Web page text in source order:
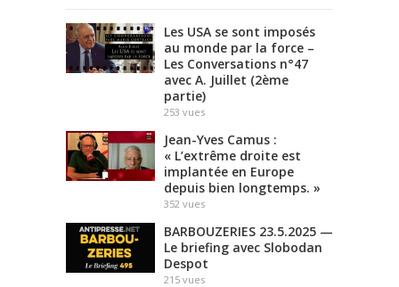
Les USA se sont imposés
au monde par la force –
Les Conversations n°47
avec A. Juillet (2ème
partie)
253 vues
Jean-Yves Camus :
« L’extrême droite est
implantée en Europe
depuis bien longtemps. »
352 vues
BARBOUZERIES 23.5.2025 —
Le briefing avec Slobodan
Despot
215 vues